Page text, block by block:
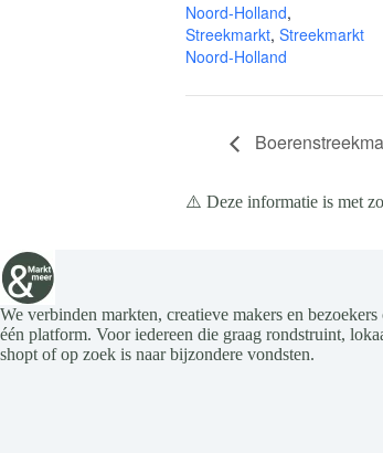
Noord-Holland,
Streekmarkt, Streekmarkt
Noord-Holland
⚠️ Deze informatie is met
We verbinden markten, creatieve makers en bezoekers
één platform. Voor iedereen die graag rondstruint,
shopt of op zoek is naar bijzondere vondsten.